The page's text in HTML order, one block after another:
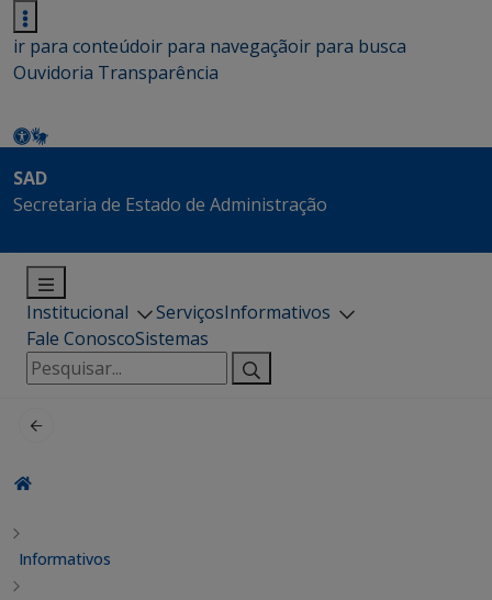
ir para conteúdoir para navegaçãoir para busca
Ouvidoria Transparência
SAD
Secretaria de Estado de Administração
Institucional ServiçosInformativos
Fale ConoscoSistemas
Pesquisar
por:
Informativos